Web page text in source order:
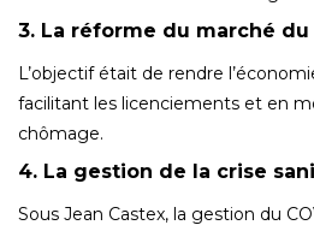
3. La réforme du marché du
L’objectif était de rendre
facilitant les licenciements et en
chômage.
4. La gestion de la crise
Sous Jean Castex, la gestion du